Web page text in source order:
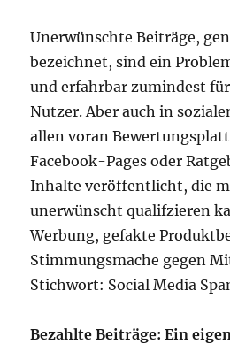
Unerwünschte Beiträge,
bezeichnet, sind ein
und erfahrbar zumindest
Nutzer. Aber auch in
allen voran
Facebook-Pages oder
Inhalte veröffentlicht, die
unerwünscht qualifzieren
Werbung, gefakte
Stimmungsmache gegen
Stichwort: Social Media
Bezahlte Beiträge: Ein